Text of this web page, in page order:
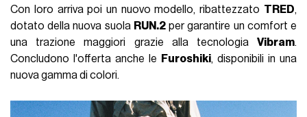
Con loro arriva poi un nuovo modello, ribattezzato TRED,
dotato della nuova suola RUN.2per garantire un comfort e
una trazione maggiori grazie alla tecnologia Vibram.
Concludono l'offerta anche le
Furoshiki, disponibili in una
nuova gamma di colori.